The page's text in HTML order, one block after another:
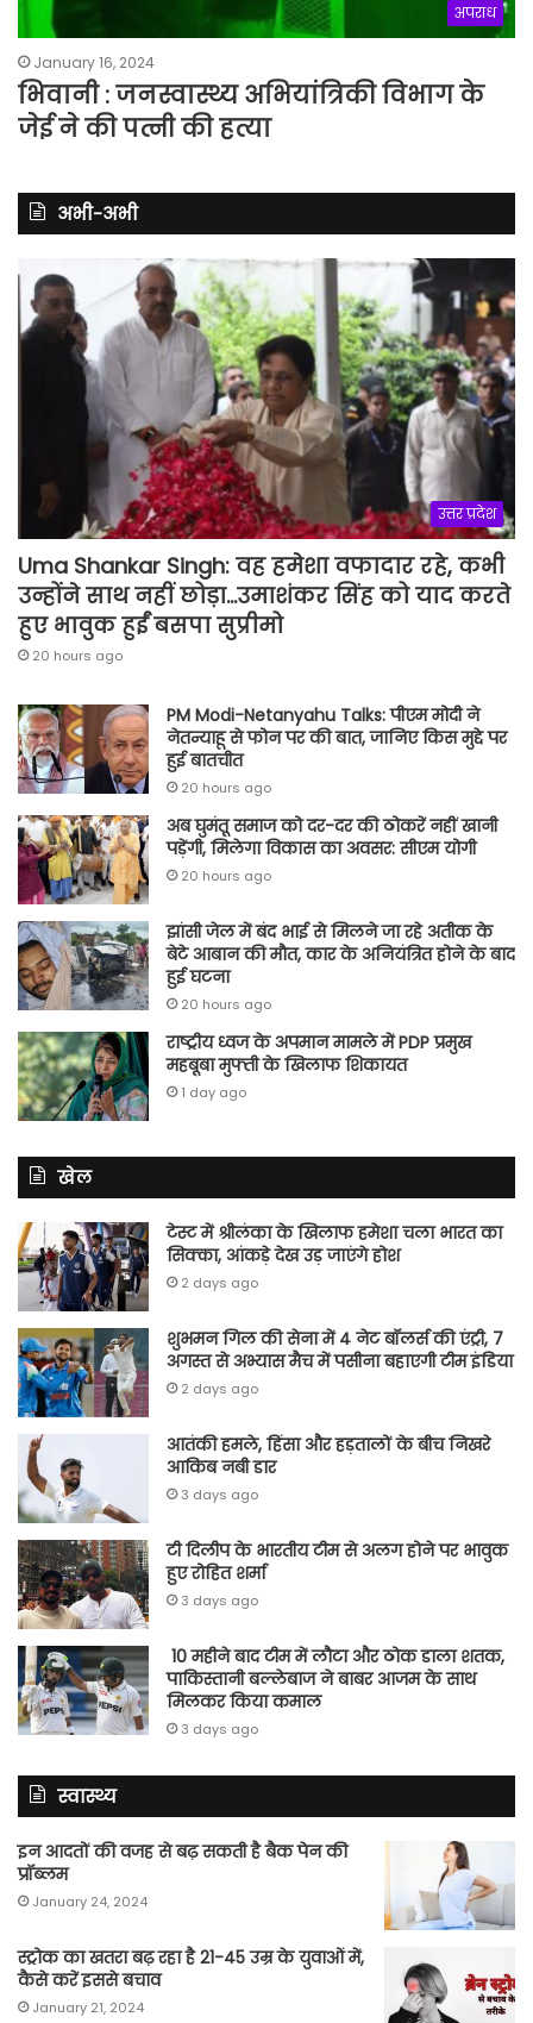
अपराध
January 16, 2024
भिवानी : जनस्वास्थ्य अभियांत्रिकी विभाग के
जेई ने की पत्नी की हत्या
अभी-अभी
उत्तर प्रदेश
Uma Shankar Singh: वह हमेशा वफादार रहे, कभी
उन्होंने साथ नहीं छोड़ा…उमाशंकर सिंह को याद करते
हुए भावुक हुईं बसपा सुप्रीमो
20 hours ago
PM Modi-Netanyahu Talks: पीएम मोदी ने
नेतन्याहू से फोन पर की बात, जानिए किस मुद्दे पर
हुई बातचीत
20 hours ago
अब घुमंतू समाज को दर-दर की ठोकरें नहीं खानी
पड़ेंगी, मिलेगा विकास का अवसर: सीएम योगी
20 hours ago
झांसी जेल में बंद भाई से मिलने जा रहे अतीक के
बेटे आबान की मौत, कार के अनियंत्रित होने के बाद
हुई घटना
20 hours ago
राष्ट्रीय ध्वज के अपमान मामले में PDP प्रमुख
महबूबा मुफ्ती के खिलाफ शिकायत
1 day ago
खेल
टेस्ट में श्रीलंका के खिलाफ हमेशा चला भारत का
सिक्का, आंकड़े देख उड़ जाएंगे होश
2 days ago
शुभमन गिल की सेना में 4 नेट बॉलर्स की एंट्री, 7
अगस्त से अभ्यास मैच में पसीना बहाएगी टीम इंडिया
2 days ago
आतंकी हमले, हिंसा और हड़तालों के बीच निखरे
आकिब नबी डार
3 days ago
टी दिलीप के भारतीय टीम से अलग होने पर भावुक
हुए रोहित शर्मा
3 days ago
10 महीने बाद टीम में लौटा और ठोक डाला शतक,
पाकिस्तानी बल्लेबाज ने बाबर आजम के साथ
मिलकर किया कमाल
3 days ago
स्वास्थ्य
इन आदतों की वजह से बढ़ सकती है बैक पेन की
प्रॉब्लम
January 24, 2024
स्ट्रोक का खतरा बढ़ रहा है 21-45 उम्र के युवाओं में,
कैसे करें इससे बचाव
January 21, 2024